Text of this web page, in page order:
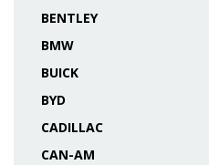
BENTLEY
BMW
BUICK
BYD
CADILLAC
CAN-AM